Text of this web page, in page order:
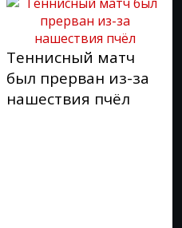
Теннисный матч
был прерван из-за
нашествия пчёл